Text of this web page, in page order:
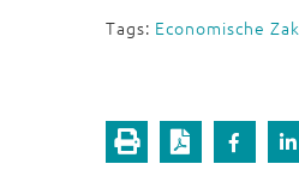
Tags: Economische